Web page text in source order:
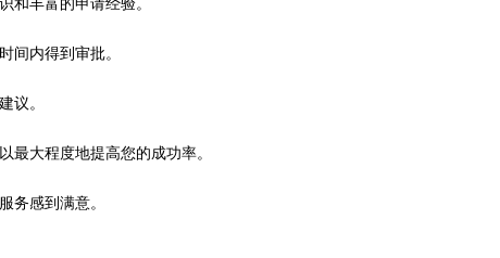
和丰富的申请经验。
间内得到审批。
议。
最大程度地提高您的成功率。
务感到满意。